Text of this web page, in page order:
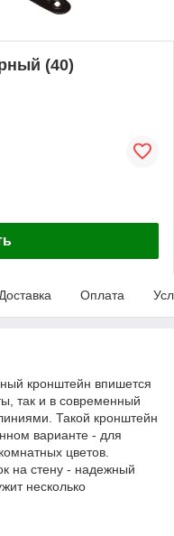
(40)
Доставка Оплата
кронштейн впишется
так и в современный
Такой кронштейн
варианте - для
цветов.
на стену - надежный
несколько